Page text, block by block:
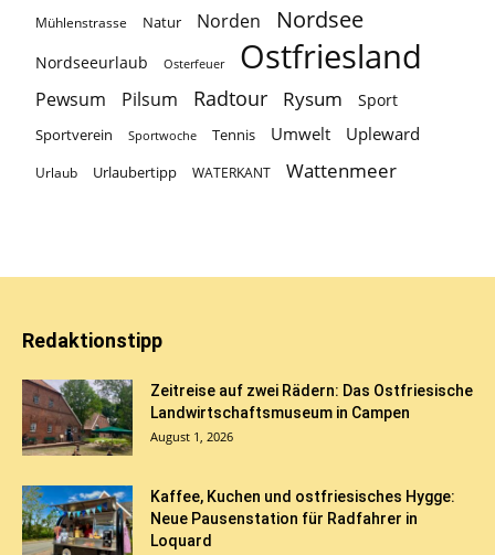
Mühlenstrasse Natur Norden Nordsee
Nordseeurlaub Osterfeuer Ostfriesland
Pewsum Pilsum Radtour Rysum Sport
Sportverein Sportwoche Tennis Umwelt Upleward
Urlaub Urlaubertipp WATERKANT Wattenmeer
Redaktionstipp
Zeitreise auf zwei Rädern: Das Ostfriesische
Landwirtschaftsmuseum in Campen
August 1, 2026
Kaffee, Kuchen und ostfriesisches Hygge:
Neue Pausenstation für Radfahrer in
Loquard